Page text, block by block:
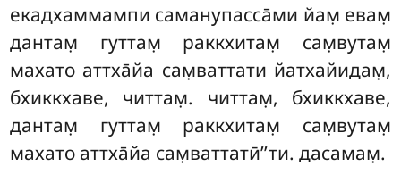
екадхаммампи саманупасса̄ми йам̣ евам̣
дантам̣ гуттам̣ раккхитам̣ сам̣вутам̣
махато аттха̄йа сам̣ваттати йатхайидам̣,
бхиккхаве, читтам̣. читтам̣, бхиккхаве,
дантам̣ гуттам̣ раккхитам̣ сам̣вутам̣
махато аттха̄йа сам̣ваттатӣ’’ти. дасамам̣.